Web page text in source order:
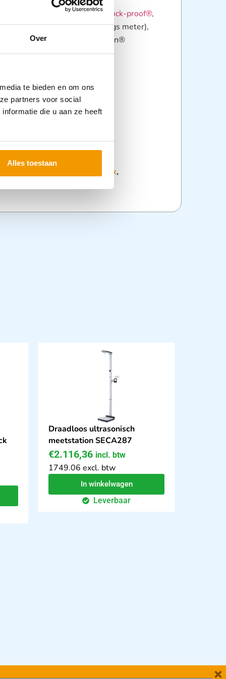
Over
te bieden en om ons
partners voor social
die u aan ze heeft
Alles toestaan
N shock-proof,R1 shock-proof®,
san® (1-slangs en zelf metings meter),
slangs), e-mega® en sanaphon®
manchet:
41 cm
c.a. 10.000 inflaties
Diagnostiek,
Draadloos ultrasonisch
meetstation SECA287
€2.116,36 incl. btw
1749.06 excl. btw
In winkelwagen
Leverbaar
×